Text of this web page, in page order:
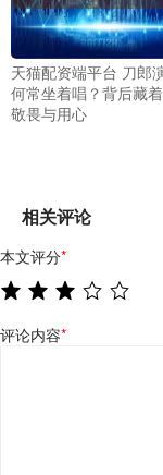
天猫配资端平台 刀郎
何常坐着唱？背后藏
敬畏与用心
相关评论
本文评分*
评论内容*